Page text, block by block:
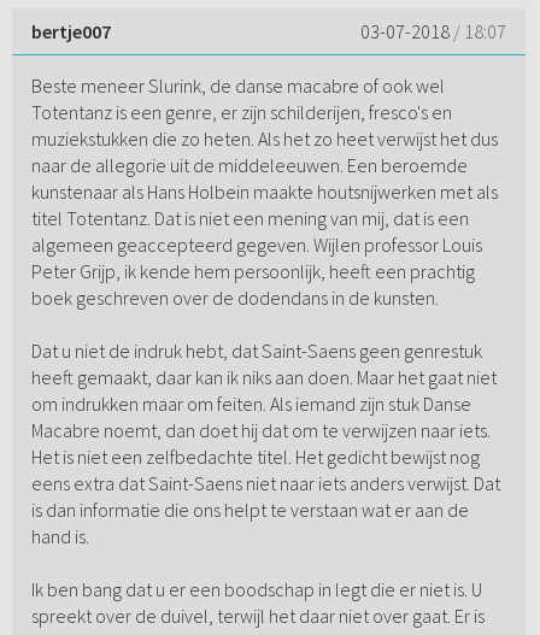
bertje007 03-07-2018 / 18:07
Beste meneer Slurink, de danse macabre of ook wel
Totentanz is een genre, er zijn schilderijen, fresco's en
muziekstukken die zo heten. Als het zo heet verwijst het dus
naar de allegorie uit de middeleeuwen. Een beroemde
kunstenaar als Hans Holbein maakte houtsnijwerken met als
titel Totentanz. Dat is niet een mening van mij, dat is een
algemeen geaccepteerd gegeven. Wijlen professor Louis
Peter Grijp, ik kende hem persoonlijk, heeft een prachtig
boek geschreven over de dodendans in de kunsten.
Dat u niet de indruk hebt, dat Saint-Saens geen genrestuk
heeft gemaakt, daar kan ik niks aan doen. Maar het gaat niet
om indrukken maar om feiten. Als iemand zijn stuk Danse
Macabre noemt, dan doet hij dat om te verwijzen naar iets.
Het is niet een zelfbedachte titel. Het gedicht bewijst nog
eens extra dat Saint-Saens niet naar iets anders verwijst. Dat
is dan informatie die ons helpt te verstaan wat er aan de
hand is.
Ik ben bang dat u er een boodschap in legt die er niet is. U
spreekt over de duivel, terwijl het daar niet over gaat. Er is